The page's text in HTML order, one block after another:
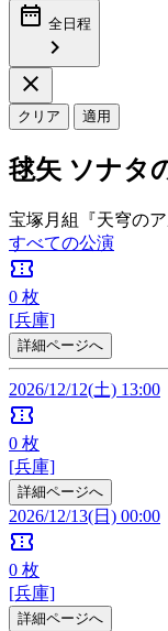
date_range 全日程
chevron_right
close
クリア 適用
毬矢 ソナタ
宝塚月組『天穹の
すべての公演
confirmation_number
0 枚
[兵庫]
詳細ページへ
2026/12/12(土) 13:00
confirmation_number
0 枚
[兵庫]
詳細ページへ
2026/12/13(日) 00:00
confirmation_number
0 枚
[兵庫]
詳細ページへ